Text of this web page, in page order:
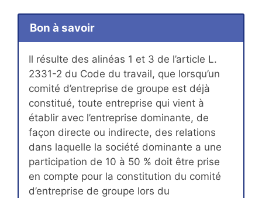
Bon à savoir
Il résulte des alinéas 1 et 3 de l’article L.
2331-2 du Code du travail, que lorsqu’un
comité d’entreprise de groupe est déjà
constitué, toute entreprise qui vient à
établir avec l’entreprise dominante, de
façon directe ou indirecte, des relations
dans laquelle la société dominante a une
participation de 10 à 50 % doit être prise
en compte pour la constitution du comité
d’entreprise de groupe lors du